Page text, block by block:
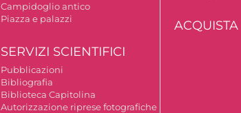
Campidoglio antico
Piazza e palazzi
SERVIZI SCIENTIFICI
Pubblicazioni
Bibliografia
Biblioteca Capitolina
Autorizzazione riprese fotografiche
ACQUISTA